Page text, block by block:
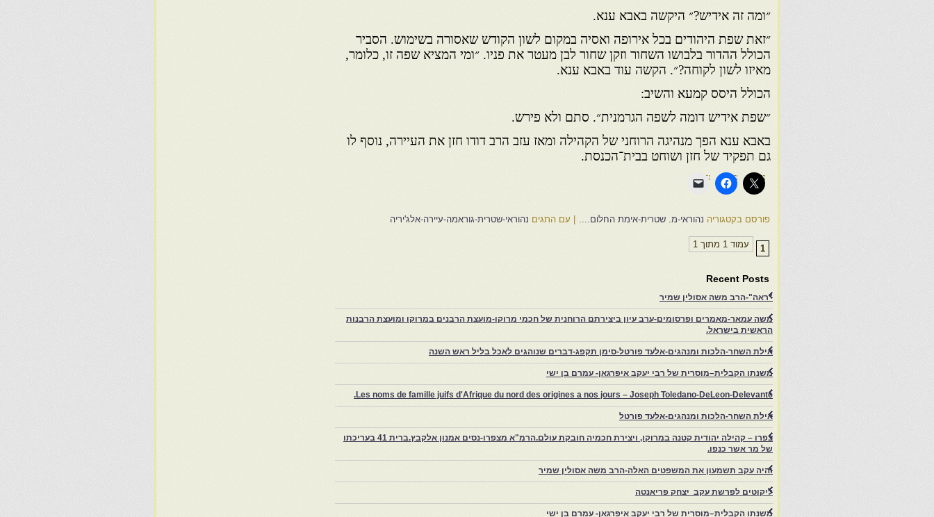
״ומה זה אידיש?״ היקשה באבא ענא.
״זאת שפת היהודים בכל אירופה ואסיה במקום לשון הקודש שאסורה בשימוש. הסביר
הכולל ההדור בלבושו השחור וזקן שחור לבן מעטר את פניו. ״ומי המציא שפה זו, כלומר,
מאיזו לשון לקוחה?״. הקשה עוד באבא ענא.
הכולל היסס קמעא והשיב:
״שפת אידיש דומה לשפה הגרמנית״. סתם ולא פירש.
באבא ענא הפך מנהיגה הרוחני של הקהילה ומאז עזב הרב דודו חזן את העיירה, נוסף לו
גם תפקיד של חזן ושוחט בבית־הכנסת.
פורסם בקטגוריה נהוראי-מ. שטרית-אימת החלום.... עם התגים נהוראי-שטרית-גוראמה-עיירה-אלג'יריה
עמוד 1 מתוך 1 1
Recent Posts
"ראה"-הרב משה אסולין שמיר
משה עמאר-מאמרים ופרסומים-ערב עיון ביצירתם הרוחנית של חכמי מרוקו-מועצת הרבנים במרוקו ומועצת הרבנות
הראשית בישראל.
אילת השחר-הלכות ומנהגים-אלעד פורטל-סימן תקפג-דברים שנוהגים לאכל בליל ראש השנה
משנתו הקבלית–מוסרית של רבי יעקב איפרגאן- עמרם בן ישי
Les noms de famille juifs d'Afrique du nord des origines a nos jours – Joseph Toledano-DeLeon-Delevante.
אילת השחר-הלכות ומנהגים-אלעד פורטל
צפרו – קהילה יהודית קטנה במרוקו, ויצירת חכמיה חובקת עולם.הרמ"א מצפרו-נסים אמנון אלקבץ.ברית 41 בעריכתו
של מר אשר כנפו.
והיה עקב תשמעון את המשפטים האלה-הרב משה אסולין שמיר
ליקוטים לפרשת עקב יצחק פריאנטה
משנתו הקבלית–מוסרית של רבי יעקב איפרגאן- עמרם בן ישי